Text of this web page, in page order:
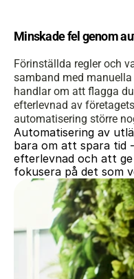
Minskade fel genom
Förinställda regler och
samband med
handlar om att flagga
efterlevnad av
automatisering större
Automatisering av
bara om att spara tid
efterlevnad och att
fokusera på det som